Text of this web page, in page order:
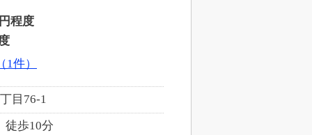
程度
件）
目76-1
歩10分